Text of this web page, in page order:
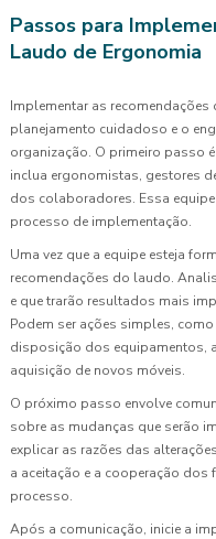
Passos para
Laudo de Ergonomia
Implementar as
planejamento cuidadoso e o
organização. O primeiro passo
inclua ergonomistas, gestores
dos colaboradores. Essa
processo de implementação.
Uma vez que a equipe esteja
recomendações do laudo.
e que trarão resultados mais
Podem ser ações simples,
disposição dos equipamentos,
aquisição de novos móveis.
O próximo passo envolve
sobre as mudanças que serão
explicar as razões das
a aceitação e a cooperação
processo.
Após a comunicação, inicie a